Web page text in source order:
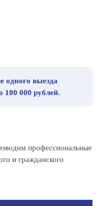
одного выезда
100 000 рублей.
профессиональные
и гражданского